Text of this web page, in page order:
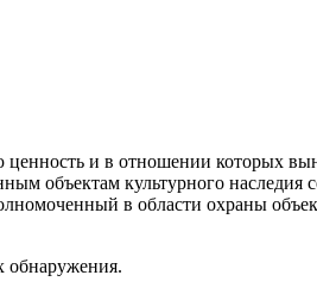
и в отношении которых
объектам культурного
в области охраны
обнаружения.